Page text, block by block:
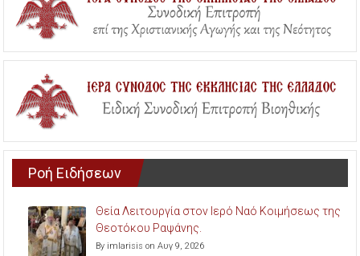
Ροή Ειδήσεων
Θεία Λειτουργία στον Ιερό Ναό Κοιμήσεως της
Θεοτόκου Ραψάνης.
By imlarisis on Αυγ 9, 2026